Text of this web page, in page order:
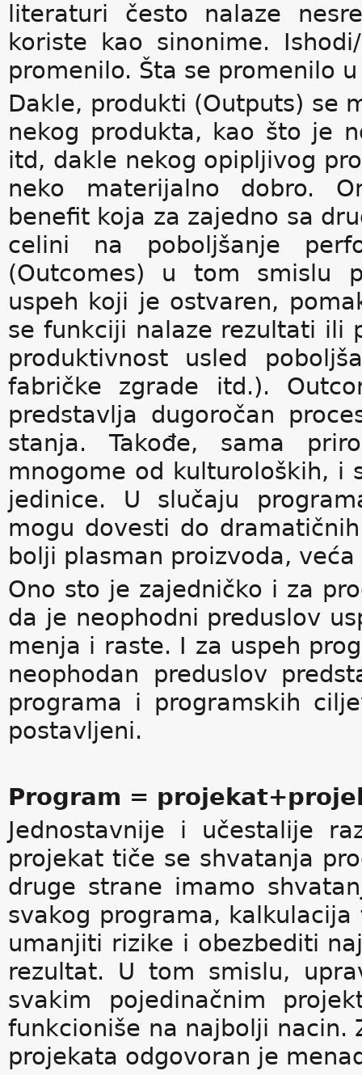
literaturi često nalaze
koriste kao sinonime.
promenilo. Šta se promenilo
Dakle, produkti (Outputs) se
nekog produkta, kao što je
itd, dakle nekog opipljivog
neko materijalno dobro.
benefit koja za zajedno sa
celini na poboljšanje
(Outcomes) u tom smislu
uspeh koji je ostvaren,
se funkciji nalaze rezultati ili
produktivnost usled
fabričke zgrade itd.).
predstavlja dugoročan
stanja. Takođe, sama
mnogome od kulturoloških, i
jedinice. U slučaju
mogu dovesti do
bolji plasman proizvoda,
Ono sto je zajedničko i za
da je neophodni preduslov
menja i raste. I za uspeh
neophodan preduslov
programa i programskih
postavljeni.
Program =
Jednostavnije i učestalije
projekat tiče se shvatanja
druge strane imamo
svakog programa,
umanjiti rizike i obezbediti
rezultat. U tom smislu,
svakim pojedinačnim
funkcioniše na najbolji nacin.
projekata odgovoran je